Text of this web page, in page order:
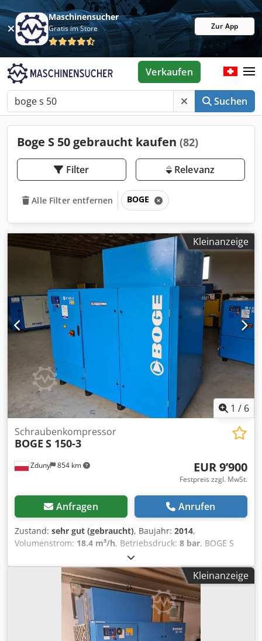
Maschinensucher
Gratis im Store Zur App
Suchen
Verkaufen
Boge S 50 gebraucht kaufen (82)
Filter Relevanz
Alle Filter entfernen BOGE
Kleinanzeige
1 / 6
Zduny 854 km
Schraubenkompressor
BOGE S 150-3
EUR 9’900
Festpreis zzgl. MwSt.
Anfragen Anrufen
Zustand: sehr gut (gebraucht), Baujahr: 2014,
Volumenstrom: 18.4 m³/h, Betriebsdruck: 8 bar, BOGE S
150 Schraubenkompressor Motor 110 KW Leistung 18,40
m3/min Druck 8 bar Herstellungsjahr 2014 Dodpfot Au Tbjx
Aa Dsck Laufleistung 18000 Mtg KOMPRESSOR VOLL
FUNKTIONSFÄHIG.
Kleinanzeige